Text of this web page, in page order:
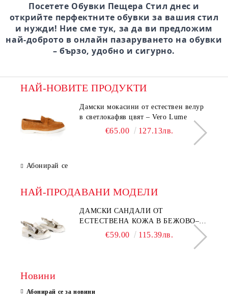
Посетете Обувки Пещера Стил днес и
открийте перфектните обувки за вашия стил
и нужди! Ние сме тук, за да ви предложим
най-доброто в онлайн пазаруването на обувки
– бързо, удобно и сигурно.
НАЙ-НОВИТЕ ПРОДУКТИ
Дамски мокасини от естествен велур
в светлокафяв цвят – Vero Lume
€65.00 127.13лв.
Абонирай се
НАЙ-ПРОДАВАНИ МОДЕЛИ
ДАМСКИ САНДАЛИ ОТ
ЕСТЕСТВЕНА КОЖА В БЕЖОВО–
МОДЕЛ NOVA.
€59.00 115.39лв.
Новини
Абонирай се за новини